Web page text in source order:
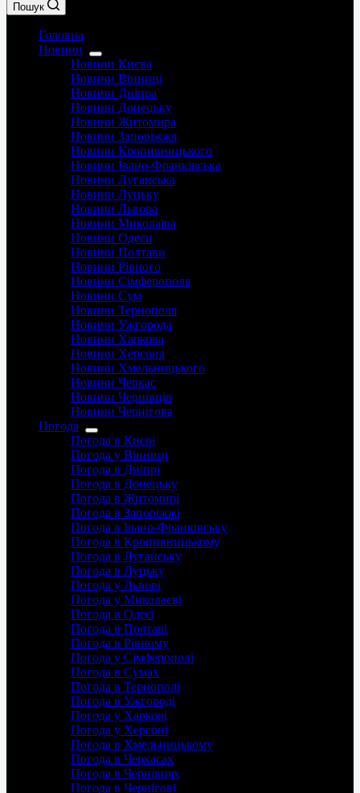
Пошук
Головна
Новини
Новини Києва
Новини Вінниці
Новини Дніпра
Новини Донецьку
Новини Житомира
Новини Запоріжжя
Новини Кропивницького
Новини Івано-Франківська
Новини Луганська
Новини Луцьку
Новини Львова
Новини Миколаїва
Новини Одеси
Новини Полтави
Новини Рівного
Новини Сімферополя
Новини Сум
Новини Тернополя
Новини Ужгорода
Новини Харкова
Новини Херсона
Новини Хмельницького
Новини Черкас
Новини Чернівців
Новини Чернігова
Погода
Погода в Києві
Погода у Вінниці
Погода в Дніпрі
Погода в Донецьку
Погода в Житомирі
Погода в Запоріжжі
Погода в Івано-Франківську
Погода в Кропивницькому
Погода в Луганську
Погода в Луцьку
Погода у Львові
Погода у Миколаєві
Погода в Одесі
Погода в Полтаві
Погода в Рівному
Погода у Сімферополі
Погода в Сумах
Погода в Тернополі
Погода в Ужгороді
Погода у Харкові
Погода у Херсоні
Погода в Хмельницькому
Погода в Черкасах
Погода в Чернівцях
Погода в Чернігові